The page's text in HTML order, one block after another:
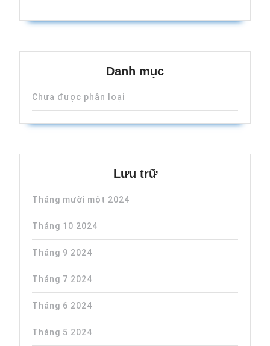
Danh mục
Chưa được phân loại
Lưu trữ
Tháng mười một 2024
Tháng 10 2024
Tháng 9 2024
Tháng 7 2024
Tháng 6 2024
Tháng 5 2024